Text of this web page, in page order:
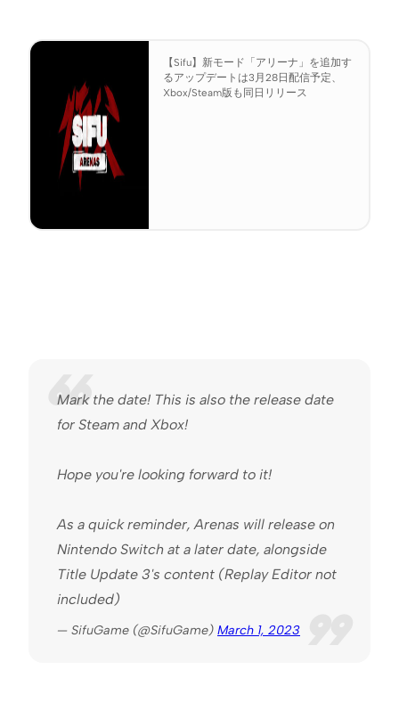
【Sifu】新モード「アリーナ」を追加す
るアップデートは3月28日配信予定、
Xbox/Steam版も同日リリース
Mark the date! This is also the release date
for Steam and Xbox!
Hope you're looking forward to it!
As a quick reminder, Arenas will release on
Nintendo Switch at a later date, alongside
Title Update 3's content (Replay Editor not
included)
— SifuGame (@SifuGame) March 1, 2023